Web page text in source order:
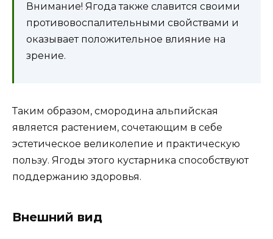
Внимание! Ягода также славится своими
противовоспалительными свойствами и
оказывает положительное влияние на
зрение.
Таким образом, смородина альпийская
является растением, сочетающим в себе
эстетическое великолепие и практическую
пользу. Ягоды этого кустарника способствуют
поддержанию здоровья.
Внешний вид